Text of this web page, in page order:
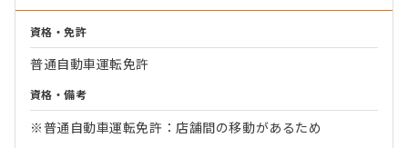
資格・免許
普通自動車運転免許
資格・備考
※普通自動車運転免許：店舗間の移動があるため